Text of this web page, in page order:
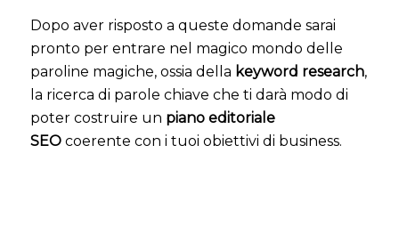
Dopo aver risposto a queste domande sarai
pronto per entrare nel magico mondo delle
paroline magiche, ossia della keyword research,
la ricerca di parole chiave che ti darà modo di
poter costruire un piano editoriale
SEOcoerente con i tuoi obiettivi di business.